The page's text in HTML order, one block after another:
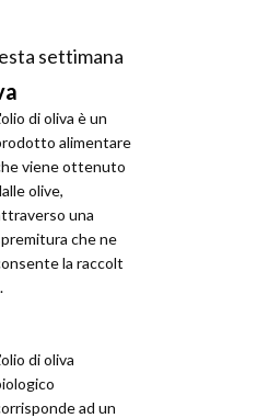
settimana
di oliva è un
alimentare
viene ottenuto
olive,
una
che ne
la raccolt
di oliva
ad un